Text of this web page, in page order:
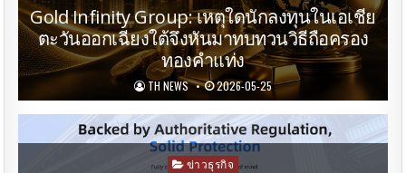
in
Gold Infinity Group: เหตุใดนักลงทุนในเอเชีย
ตะวันออกเฉียงใต้จึงหันมาทบทวนวิธีถือครอง
ทองคำแท่ง
TH NEWS 2026-05-25
Posted
ข่าวธุรกิจ